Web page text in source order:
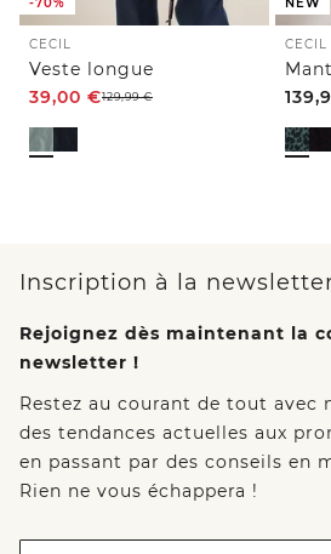
-70%
CECIL
Veste longue
39,00 €129,99€
NEW
CECIL
Inscription à la
Rejoignez dès maintenant la
newsletter !
Restez au courant de tout avec
des tendances actuelles aux
en passant par des conseils en
Rien ne vous échappera !